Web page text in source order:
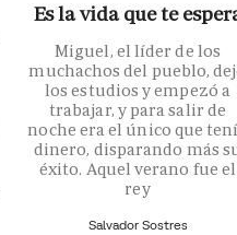
Es la vida que te
Miguel, el líder de los
muchachos del pueblo,
los estudios y empezó a
trabajar, y para salir de
noche era el único que
dinero, disparando más
éxito. Aquel verano fue el
rey
Salvador Sostres